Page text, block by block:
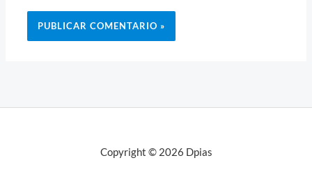
Copyright © 2026 Dpias